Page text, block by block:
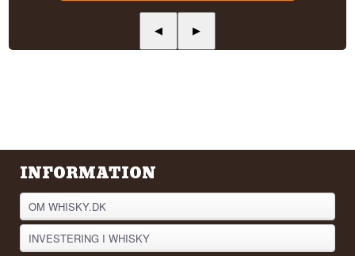
◀ ▶
INFORMATION
OM WHISKY.DK
INVESTERING I WHISKY